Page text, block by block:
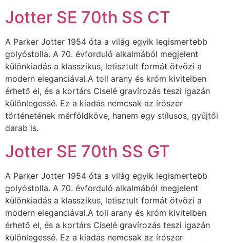
Jotter SE 70th SS CT
A Parker Jotter 1954 óta a világ egyik legismertebb
golyóstolla. A 70. évforduló alkalmából megjelent
különkiadás a klasszikus, letisztult formát ötvözi a
modern eleganciával.A toll arany és króm kivitelben
érhető el, és a kortárs Ciselé gravírozás teszi igazán
különlegessé. Ez a kiadás nemcsak az írószer
történetének mérföldköve, hanem egy stílusos, gyűjtői
darab is.
Jotter SE 70th SS GT
A Parker Jotter 1954 óta a világ egyik legismertebb
golyóstolla. A 70. évforduló alkalmából megjelent
különkiadás a klasszikus, letisztult formát ötvözi a
modern eleganciával.A toll arany és króm kivitelben
érhető el, és a kortárs Ciselé gravírozás teszi igazán
különlegessé. Ez a kiadás nemcsak az írószer